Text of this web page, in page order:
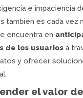
e impaciencia
también es cada vez
encuentra en
de los usuarios a
y ofrecer
el valor